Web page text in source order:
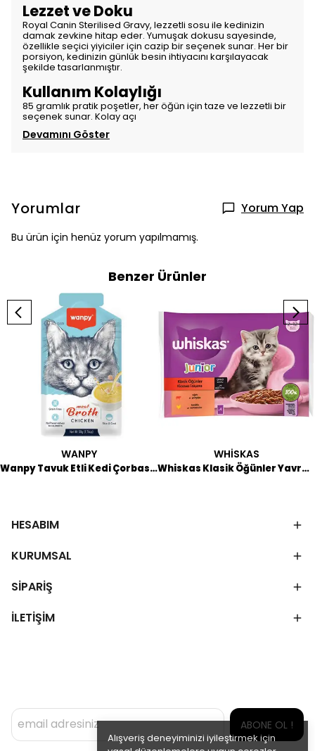
Alışveriş deneyiminizi iyileştirmek için
Lezzet ve Doku
Royal Canin Sterilised Gravy, lezzetli sosu ile kedinizin
damak zevkine hitap eder. Yumuşak dokusu sayesinde,
özellikle seçici yiyiciler için cazip bir seçenek sunar. Her bir
porsiyon, kedinizin günlük besin ihtiyacını karşılayacak
şekilde tasarlanmıştır.
Kullanım Kolaylığı
85 gramlık pratik poşetler, her öğün için taze ve lezzetli bir
seçenek sunar. Kolay açı
Devamını Göster
Yorumlar Yorum Yap
Bu ürün için henüz yorum yapılmamış.
Benzer Ürünler
WANPY
Wanpy Tavuk Etli Kedi Çorbası 50 GR
WHİSKAS
Whiskas Klasik Öğünler Yavru Kedi Pouch 340 GR
HESABIM
KURUMSAL
SİPARİŞ
İLETİŞİM
ABONE OL !